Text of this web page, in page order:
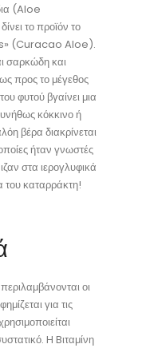
(Aloe
το προϊόν το
(Curacao Aloe).
σαρκώδη και
προς το μέγεθος
φυτού βγαίνει μια
κόκκινο ή
βέρα διακρίνεται
ήταν γνωστές
στα ιερογλυφικά
του καταρράκτη!
οι
για τις
H Bιταμίνη